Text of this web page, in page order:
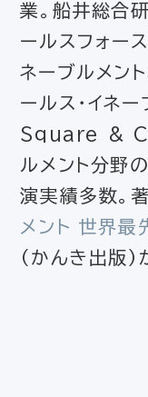
業。船井総合
ールスフォース
ネーブルメン
ールス・イネ
Square &
ルメント分野
演実績多数。
メント 世界最
（かんき出版）